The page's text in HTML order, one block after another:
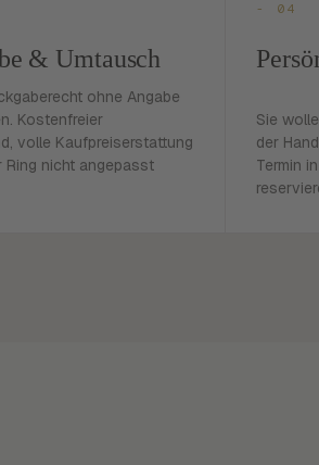
& Umtausch
ohne Angabe
Kostenfreier
volle Kaufpreiserstattung
Ring nicht angepasst
- 04
Sie
der
Termin